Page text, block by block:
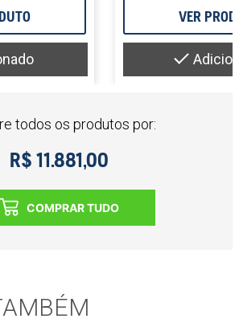
VER
todos os produtos por:
R$ 11.881,00
COMPRAR TUDO